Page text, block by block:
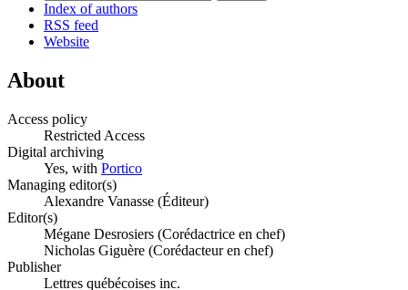
Index of authors
RSS feed
Website
About
Access policy
Restricted Access
Digital archiving
Yes, with Portico
Managing editor(s)
Alexandre Vanasse (Éditeur)
Editor(s)
Mégane Desrosiers (Corédactrice en chef)
Nicholas Giguère (Corédacteur en chef)
Publisher
Lettres québécoises inc.